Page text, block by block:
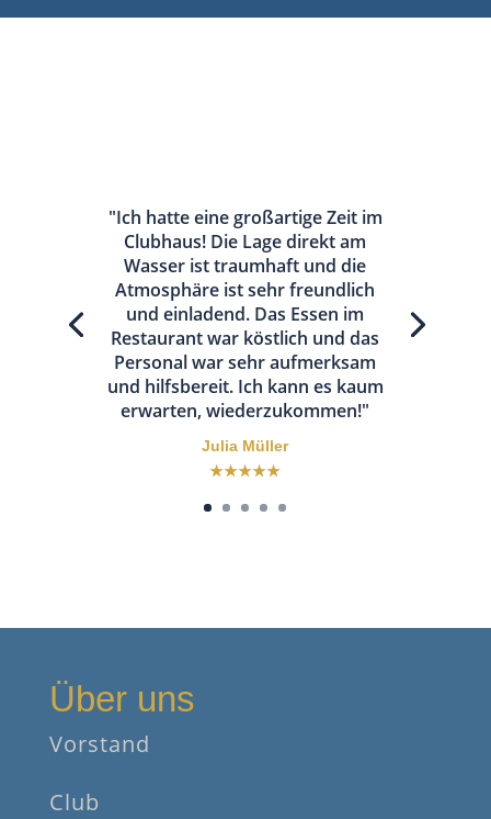
"Ich hatte eine großartige Zeit im
Clubhaus! Die Lage direkt am
Wasser ist traumhaft und die
Atmosphäre ist sehr freundlich
und einladend. Das Essen im
Restaurant war köstlich und das
Personal war sehr aufmerksam
und hilfsbereit. Ich kann es kaum
erwarten, wiederzukommen!"
Julia Müller
★★★★★
Über uns
Vorstand
Club